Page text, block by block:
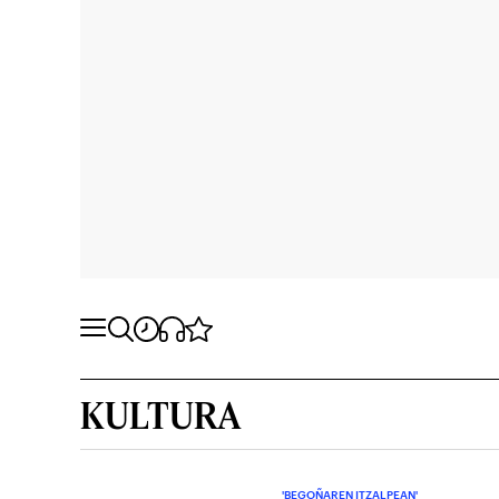
KULTURA
'BEGOÑAREN ITZALPEAN'